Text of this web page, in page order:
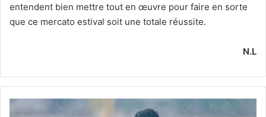
entendent bien mettre tout en œuvre pour faire en sorte
que ce mercato estival soit une totale réussite.
N.L